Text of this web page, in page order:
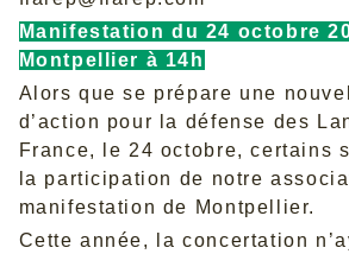
Manifestation du 24 octobre
Montpellier à 14h
Alors que se prépare une
d’action pour la défense des
France, le 24 octobre, certains
la participation de notre
manifestation de Montpellier.
Cette année, la concertation